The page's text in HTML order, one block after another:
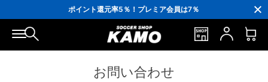
ポイント還元率5％！プレミア会員は7％
会員の方にはお誕生月に「10％OFFクーポン」プレゼント！
16,000円(税込)以上でシューズケースプレゼント！
3,300円(税込)以上で送料無料！
お問い合わせ